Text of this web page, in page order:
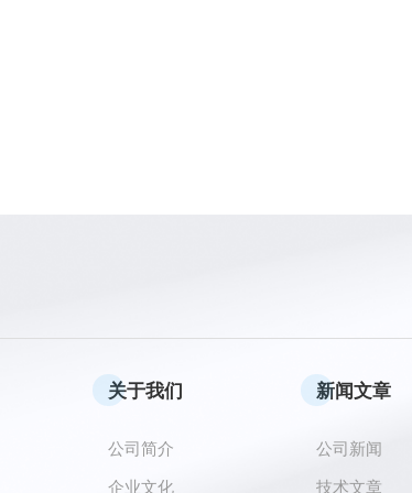
关于我们
公司简介
企业文化
新闻文章
公司新闻
技术文章